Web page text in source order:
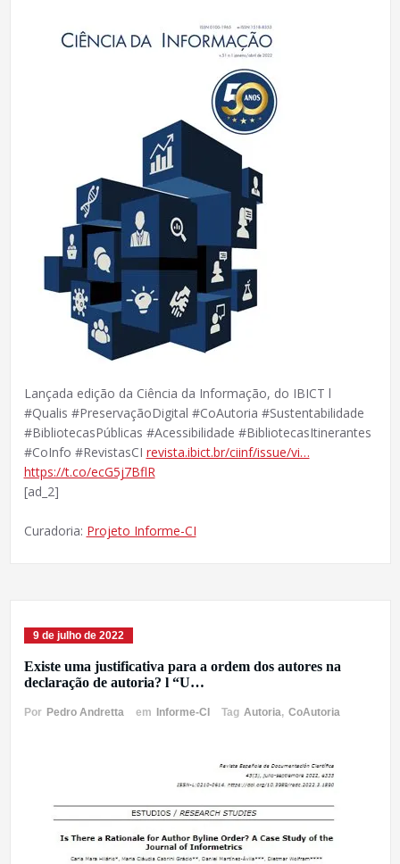
Lançada edição da Ciência da Informação, do IBICT l
#Qualis #PreservaçãoDigital #CoAutoria #Sustentabilidade
#BibliotecasPúblicas #Acessibilidade #BibliotecasItinerantes
#CoInfo #RevistasCI revista.ibict.br/ciinf/issue/vi…
https://t.co/ecG5j7BflR
[ad_2]
Curadoria: Projeto Informe-CI
9 de julho de 2022
Existe uma justificativa para a ordem dos autores na
declaração de autoria? l “U…
Por Pedro Andretta em Informe-CI Tag Autoria, CoAutoria